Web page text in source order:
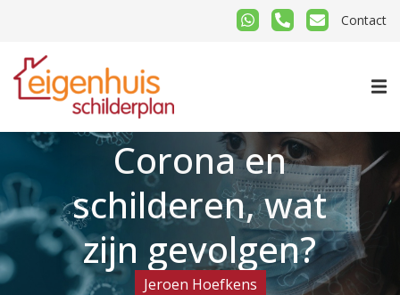
Contact
Corona en
schilderen, wat
zijn gevolgen?
Jeroen Hoefkens